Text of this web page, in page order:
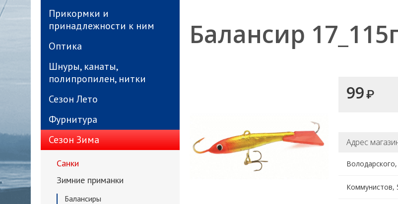
Прикормки и
принадлежности к ним
Оптика
Шнуры, канаты,
полипропилен, нитки
Сезон Лето
Фурнитура
Сезон Зима
Санки
Зимние приманки
Балансиры
Балансир
99₽
Адрес
Коммунистов,